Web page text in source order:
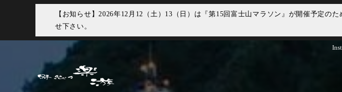
【お知らせ】2026年12月12（土）13（日）は『第15回富士山マラソン』が開催予定
せ下さい。